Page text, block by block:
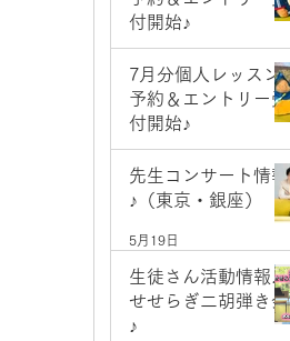
付開始♪
7月分個人レッスン
予約＆エントリー受
付開始♪
先生コンサート情報
♪（東京・銀座）
5月19日
生徒さん活動情報♪
せせらぎ二胡弾き会
♪